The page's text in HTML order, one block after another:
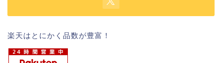
楽天はとにかく品数が豊富！